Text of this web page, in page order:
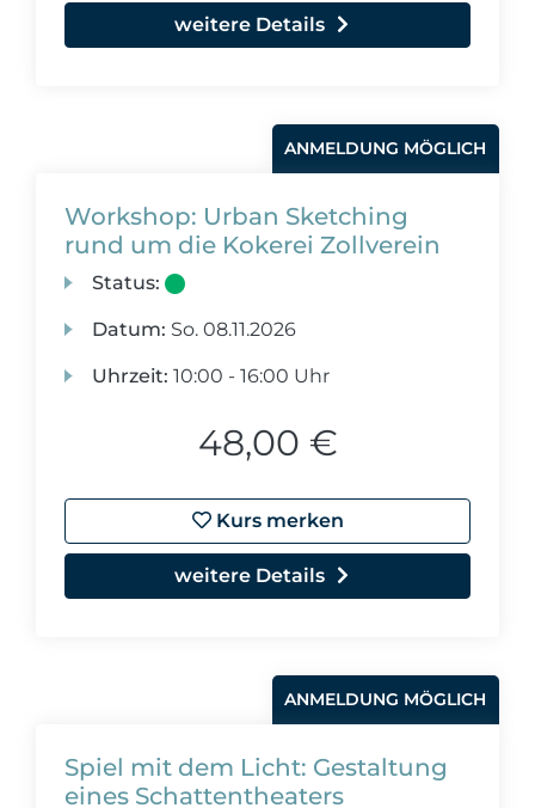
weitere Details
ANMELDUNG MÖGLICH
Workshop: Urban Sketching
rund um die Kokerei Zollverein
Status:
Datum: So. 08.11.2026
Uhrzeit: 10:00 - 16:00 Uhr
48,00 €
Kurs merken
weitere Details
ANMELDUNG MÖGLICH
Spiel mit dem Licht: Gestaltung
eines Schattentheaters